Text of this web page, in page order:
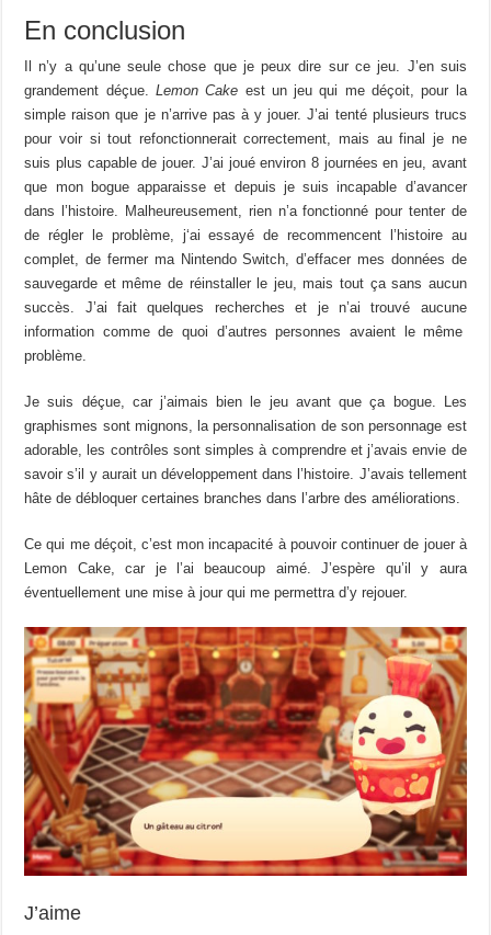
En conclusion
Il n’y a qu’une seule chose que je peux dire sur ce jeu.
J’en suis
grandement déçue.
Lemon Cake est un jeu qui me déçoit, pour la
simple raison que je n’arrive pas à y jouer. J’ai tenté plusieurs trucs
pour voir si tout refonctionnerait correctement, mais au final
je ne
suis plus capable de jouer. J’ai joué environ 8 journées en jeu, avant
que mon bogue apparaisse et depuis je suis incapable d’avancer
dans l’histoire.
Malheureusement, rien n’afonctionné pour tenter de
de régler le problème, j‘aiessayé de recommencent l’histoireau
complet, de fermer ma Nintendo Switch, d’effacer mes données de
sauvegarde et même de réinstaller le jeu, mais tout ça sans aucun
succès.
J’ai fait quelques recherches et je n’ai trouvé aucune
information comme de quoi d’autres personnes avaient le même
problème.
Je suis déçue, car j’aimais bien le jeu avant queça bogue.
Les
graphismes sont mignons, la personnalisation de son personnage est
adorable, les contrôles sont simples à comprendre et j’avais envie de
savoir s’il y aurait undéveloppement dans l’histoire. J’avais tellement
hâte de débloquer certaines branches dans l’arbre des améliorations.
Ce qui me déçoit, c’est mon incapacité à pouvoir continuer de jouer à
Lemon Cake, car je l’ai beaucoup aimé. J’espère qu’il y aura
éventuellement une mise à jour qui me permettra d’y rejouer.
J’aime